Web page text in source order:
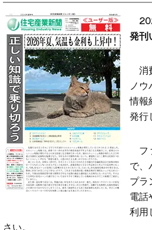
発刊
消
ノ
情報
発行
フ
で、
プラ
電話
利用
さい。